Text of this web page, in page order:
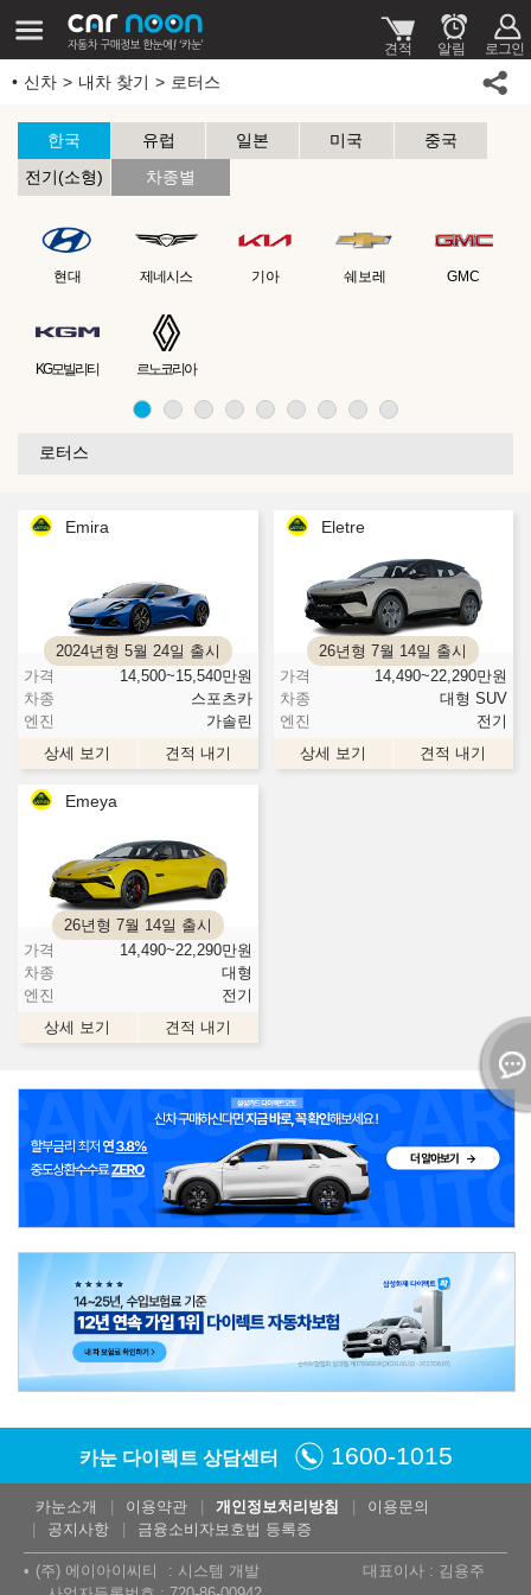
신차 내차 찾기 로터스
한국 유럽 일본 미국
중국
전기(소형)
차종별
현대 제네시스 기아 쉐보레 GMC
KG모빌리티 르노코리아
로터스
Emira
2024년형 5월 24일 출시
가격
14,500~15,540만원
차종
스포츠카
엔진
가솔린
상세 보기
견적 내기
Eletre
26년형 7월 14일 출시
가격
14,490~22,290만원
차종
대형 SUV
엔진
전기
상세 보기
견적 내기
Emeya
26년형 7월 14일 출시
가격
14,490~22,290만원
차종
대형
엔진
전기
상세 보기
견적 내기
카눈 다이렉트 상담센터 1600-1015
카눈소개 이용약관 개인정보처리방침
이용문의
공지사항
금융소비자보호법 등록증
(주) 에이아이씨티 시스템 개발
대표이사 : 김용주